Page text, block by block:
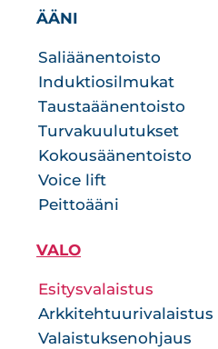
ÄÄNI
Saliäänentoisto
Induktiosilmukat
Taustaäänentoisto
Turvakuulutukset
Kokousäänentoisto
Voice lift
Peittoääni
VALO
Esitysvalaistus
Arkkitehtuurivalaistus
Valaistuksenohjaus